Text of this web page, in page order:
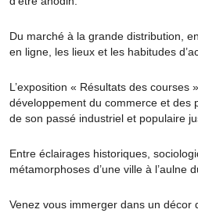
Du marché à la grande distribution,
en ligne, les lieux et les habitudes
L’exposition « Résultats des
développement du commerce et des
de son passé industriel et populaire
Entre éclairages historiques,
métamorphoses d’une ville à l’aulne
Venez vous immerger dans un